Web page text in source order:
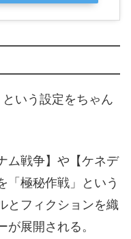
いう設定をちゃん
ム戦争】や【ケネデ
「極秘作戦」という
とフィクションを織
が展開される。